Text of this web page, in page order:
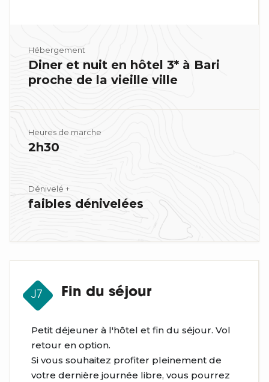
Hébergement
Diner et nuit en hôtel 3* à Bari
proche de la vieille ville
Heures de marche
2h30
Dénivelé +
faibles dénivelées
J7 Fin du séjour
Petit déjeuner à l'hôtel et fin du séjour. Vol
retour en option.
Si vous souhaitez profiter pleinement de
votre dernière journée libre, vous pourrez